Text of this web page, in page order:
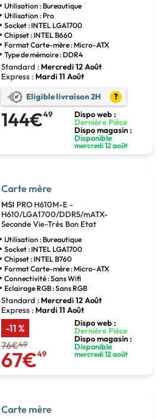
Utilisation : Bureautique
Utilisation : Pro
Socket : INTEL LGA1700
Chipset : INTEL B660
Format Carte-mère : Micro-ATX
Type de mémoire : DDR4
Standard : Mercredi 12 Août
Express : Mardi 11 Août
Eligible livraison 2H ?
144€49
Dispo web :
Dernière Pièce
Dispo magasin :
Disponible
mercredi 12 août
Carte mère
MSI PRO H610M-E -
H610/LGA1700/DDR5/mATX-
Seconde Vie-Très Bon Etat
Utilisation : Bureautique
Socket : INTEL LGA1700
Chipset : INTEL B760
Format Carte-mère : Micro-ATX
Connectivité : Sans Wifi
Eclairage RGB : Sans RGB
Standard : Mercredi 12 Août
Express : Mardi 11 Août
-11 %
76€49
67€49
Dispo web :
Dernière Pièce
Dispo magasin :
Disponible
mercredi 12 août
Carte mère